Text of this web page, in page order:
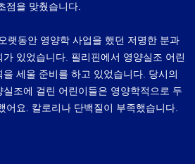
점을 맞췄습니다.
랫동안 영양학 사업을 했던 저명한 분과
있었습니다. 필리핀에서 영양실조 어린
세울 준비를 하고 있었습니다. 당시의
조에 걸린 어린이들은 영양학적으로 두
어요. 칼로리나 단백질이 부족했습니다.